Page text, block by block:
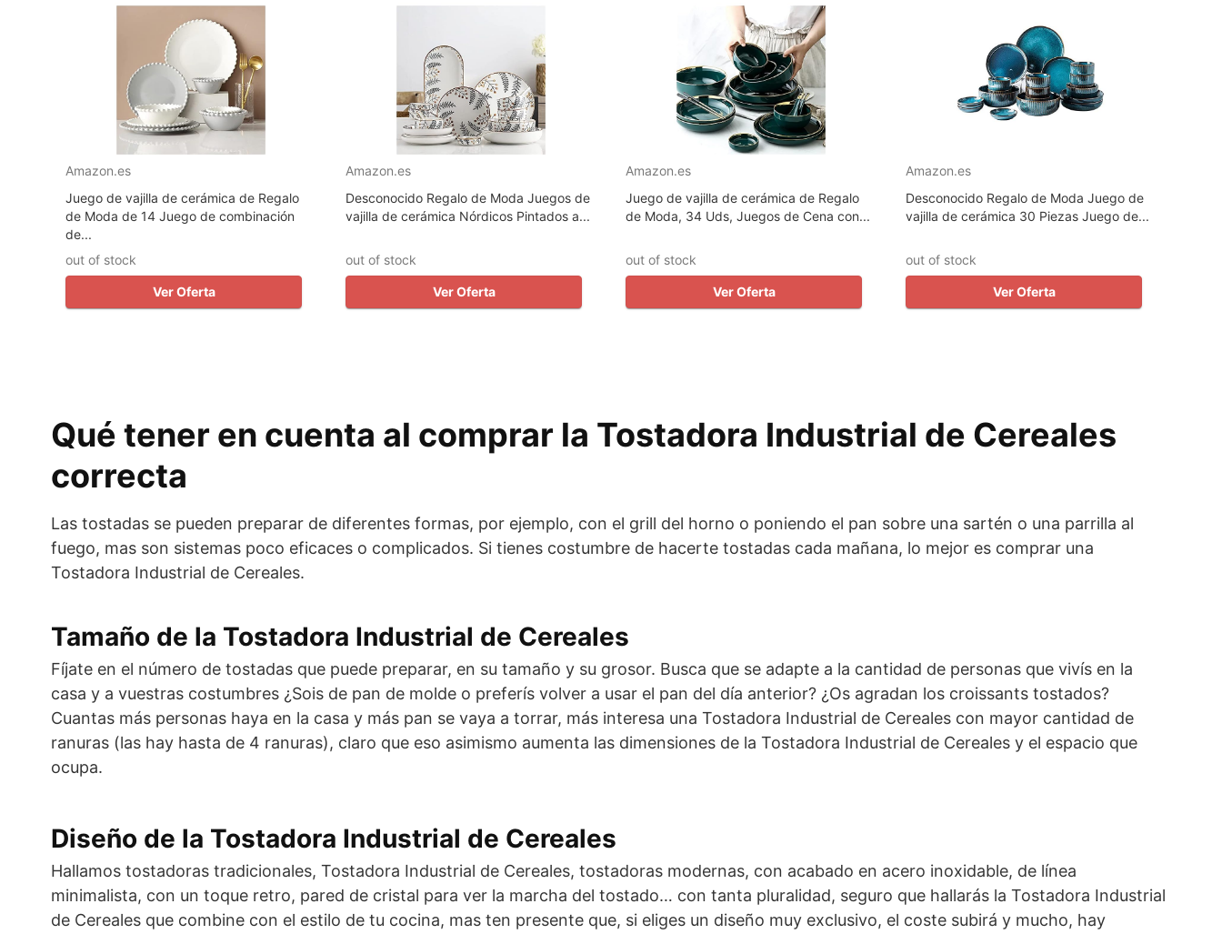
Amazon.es
Juego de vajilla de cerámica de Regalo
de Moda de 14 Juego de combinación
de...
out of stock
Ver Oferta
Amazon.es
Desconocido Regalo de Moda Juegos de
vajilla de cerámica Nórdicos Pintados a...
out of stock
Ver Oferta
Amazon.es
Juego de vajilla de cerámica de Regalo
de Moda, 34 Uds, Juegos de Cena con...
out of stock
Ver Oferta
Amazon.es
Desconocido Regalo de Moda Juego de
vajilla de cerámica 30 Piezas Juego de...
out of stock
Ver Oferta
Qué tener en cuenta al comprar la Tostadora Industrial de Cereales
correcta
Las tostadas se pueden preparar de diferentes formas, por ejemplo, con el grill del horno o poniendo el pan sobre una sartén o una parrilla al
fuego, mas son sistemas poco eficaces o complicados. Si tienes costumbre de hacerte tostadas cada mañana, lo mejor es comprar una
Tostadora Industrial de Cereales.
Tamaño de la Tostadora Industrial de Cereales
Fíjate en el número de tostadas que puede preparar, en su tamaño y su grosor. Busca que se adapte a la cantidad de personas que vivís en la
casa y a vuestras costumbres ¿Sois de pan de molde o preferís volver a usar el pan del día anterior? ¿Os agradan los croissants tostados?
Cuantas más personas haya en la casa y más pan se vaya a torrar, más interesa una Tostadora Industrial de Cereales con mayor cantidad de
ranuras (las hay hasta de 4 ranuras), claro que eso asimismo aumenta las dimensiones de la Tostadora Industrial de Cereales y el espacio que
ocupa.
Diseño de la Tostadora Industrial de Cereales
Hallamos tostadoras tradicionales, Tostadora Industrial de Cereales, tostadoras modernas, con acabado en acero inoxidable, de línea
minimalista, con un toque retro, pared de cristal para ver la marcha del tostado… con tanta pluralidad, seguro que hallarás la Tostadora Industrial
de Cereales que combine con el estilo de tu cocina, mas ten presente que, si eliges un diseño muy exclusivo, el coste subirá y mucho, hay